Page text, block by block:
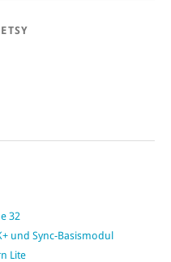
32
und Sync-Basismodul
Lite